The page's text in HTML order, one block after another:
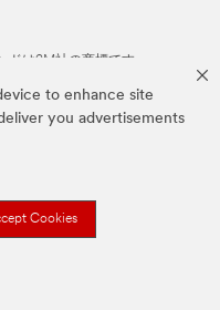
to enhance site
you advertisements
Cookies
ドは3M社の商標です。